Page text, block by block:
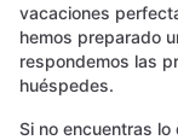
vacaciones
hemos preparado
respondemos las
huéspedes.
Si no encuentras